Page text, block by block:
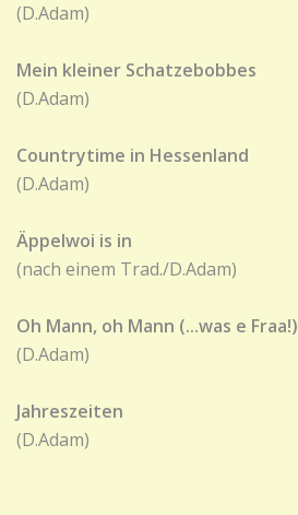
(D.Adam)
Mein kleiner Schatzebobbes
(D.Adam)
Countrytime in Hessenland
(D.Adam)
Äppelwoi is in
(nach einem Trad./D.Adam)
Oh Mann, oh Mann (...was e Fraa!)
(D.Adam)
Jahreszeiten
(D.Adam)